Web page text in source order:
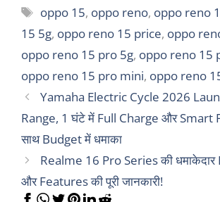
Tags
oppo 15, oppo reno, oppo reno
15 5g, oppo reno 15 price, oppo
oppo reno 15 pro 5g, oppo reno 15
oppo reno 15 pro mini, oppo reno
Yamaha Electric Cycle 2026
Range, 1 घंटे में Full Charge और Smart
साथ Budget में धमाका
Realme 16 Pro Series की
और Features की पूरी जानकारी!